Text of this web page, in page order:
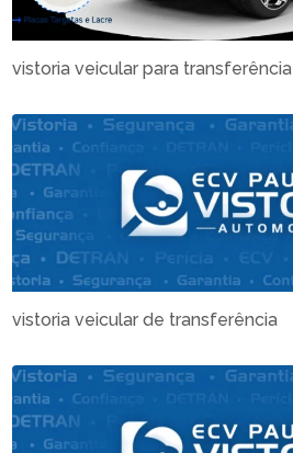
vistoria veicular para transferência
vistoria veicular de transferência